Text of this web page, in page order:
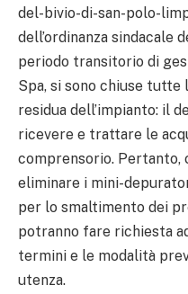
del-bivio-di-san-polo-
dell’ordinanza sindacale
periodo transitorio di
Spa, si sono chiuse
residua dell’impianto: il
ricevere e trattare le
comprensorio. Pertanto,
eliminare i mini-
per lo smaltimento dei
potranno fare richiesta
termini e le modalità
utenza.